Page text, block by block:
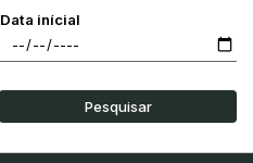
Data inícial
Pesquisar